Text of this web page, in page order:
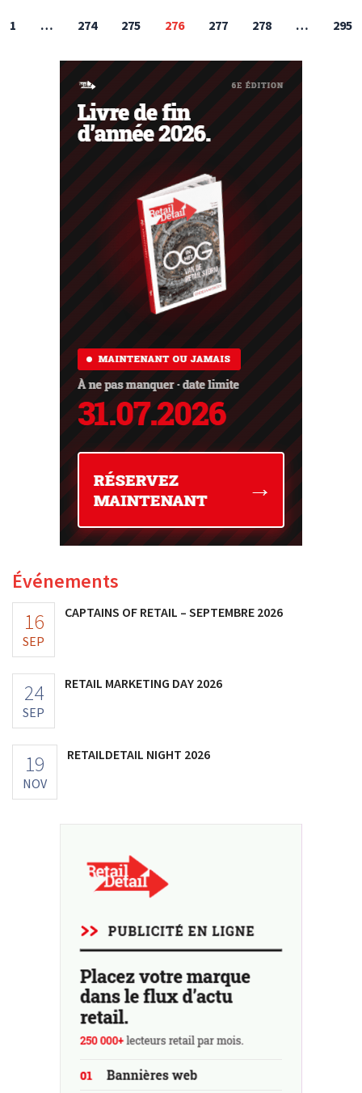
1 … 274 275 276 277 278 … 295
Événements
16
SEP
CAPTAINS OF RETAIL – SEPTEMBRE 2026
24
SEP
RETAIL MARKETING DAY 2026
19
NOV
RETAILDETAIL NIGHT 2026